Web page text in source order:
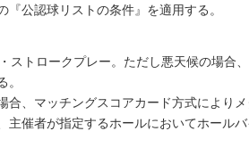
『公認球リストの条件』を適用する。
ストロークプレー。ただし悪天候の場合
。
合、マッチングスコアカード方式によりメ
主催者が指定するホールにおいてホール